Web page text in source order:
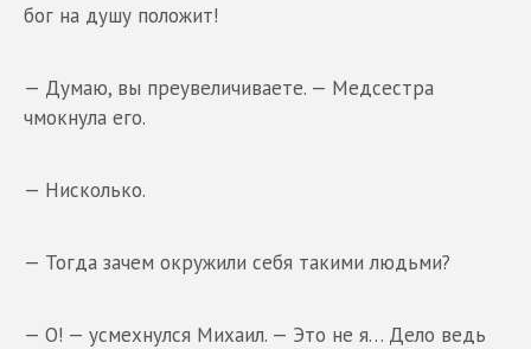
бог на душу положит!
— Думаю, вы преувеличиваете. — Медсестра
чмокнула его.
— Нисколько.
— Тогда зачем окружили себя такими людьми?
— О! — усмехнулся Михаил. — Это не я… Дело ведь